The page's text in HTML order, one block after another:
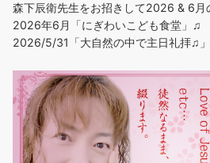
森下辰衛先生をお招きして2026 & 6月
2026年6月「にぎわいこども食堂」♫
2026/5/31「大自然の中で主日礼拝♫